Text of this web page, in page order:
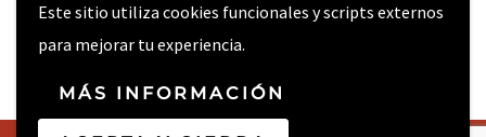
Este sitio utiliza cookies funcionales y scripts externos
para mejorar tu experiencia.
MÁS INFORMACIÓN